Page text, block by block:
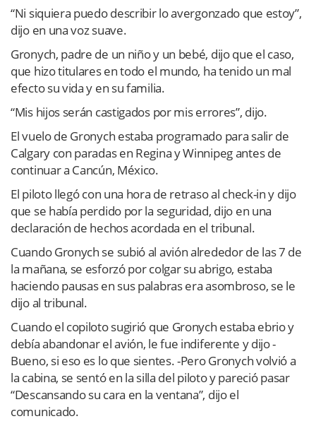
“Ni siquiera puedo describir lo avergonzado que estoy”,
dijo en una voz suave.
Gronych, padre de un niño y un bebé, dijo que el caso,
que hizo titulares en todo el mundo, ha tenido un mal
efecto su vida y en su familia.
“Mis hijos serán castigados por mis errores”, dijo.
El vuelo de Gronych estaba programado para salir de
Calgary con paradas en Regina y Winnipeg antes de
continuar a Cancún, México.
El piloto llegó con una hora de retraso al check-in y dijo
que se había perdido por la seguridad, dijo en una
declaración de hechos acordada en el tribunal.
Cuando Gronych se subió al avión alrededor de las 7 de
la mañana, se esforzó por colgar su abrigo, estaba
haciendo pausas en sus palabras era asombroso, se le
dijo al tribunal.
Cuando el copiloto sugirió que Gronych estaba ebrio y
debía abandonar el avión, le fue indiferente y dijo -
Bueno, si eso es lo que sientes. -Pero Gronych volvió a
la cabina, se sentó en la silla del piloto y pareció pasar
“Descansando su cara en la ventana”, dijo el
comunicado.